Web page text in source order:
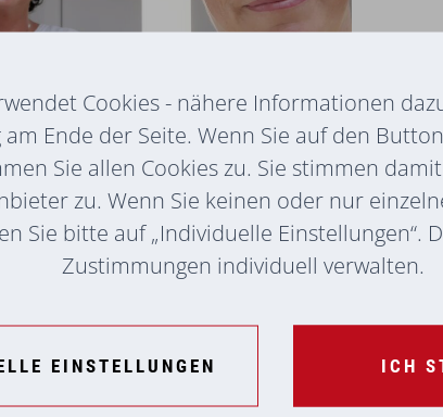
Leingruber als Heimhelferin im
sie sich in die
Sabine Ritzinger bedankte sich
über all die Jahre und
Wir schließen uns an und
Lebensabschnitt!
Cookies - nähere Informationen
Ende der Seite. Wenn Sie auf den
Sie allen Cookies zu. Sie stimmen
zu. Wenn Sie keinen oder nur
Sie bitte auf „Individuelle Einstellungen“.
Zustimmungen individuell verwalten.
EINSTELLUNGEN ICH